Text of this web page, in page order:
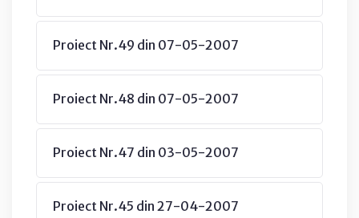
Proiect Nr.49 din 07-05-2007
Proiect Nr.48 din 07-05-2007
Proiect Nr.47 din 03-05-2007
Proiect Nr.45 din 27-04-2007